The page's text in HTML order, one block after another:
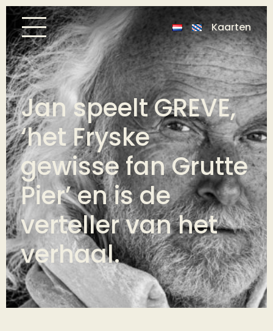
Kaarten
Jan speelt GREVE,
‘het Fryske
gewisse fan Grutte
Pier’ en is de
verteller van het
verhaal.